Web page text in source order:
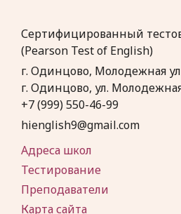
Сертифицированный
(Pearson Test of English)
г. Одинцово, Молодежная
г. Одинцово, ул.
+7 (999) 550-46-99
hienglish9@gmail.com
Адреса школ
Тестирование
Преподаватели
Карта сайта